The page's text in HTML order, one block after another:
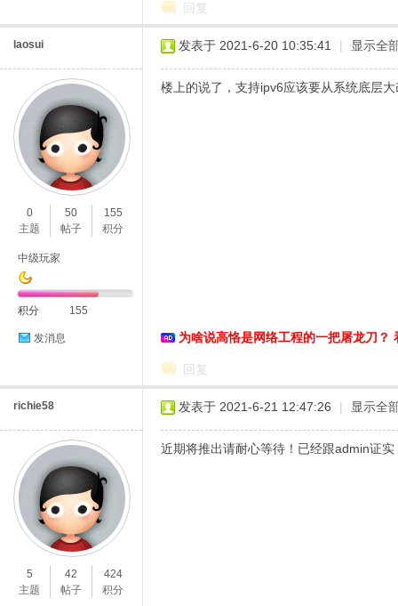
回复
laosui
0
主题
50
帖子
155
积分
中级玩家
积分 155
发消息
发表于 2021-6-20 10:35:41 | 显示全
楼上的说了，支持ipv6应该要从系统底层
为啥说高恪是网络工程的一把屠龙刀？
回复
richie58
5
主题
42
帖子
424
积分
发表于 2021-6-21 12:47:26 | 显示全
近期将推出请耐心等待！已经跟admin证实